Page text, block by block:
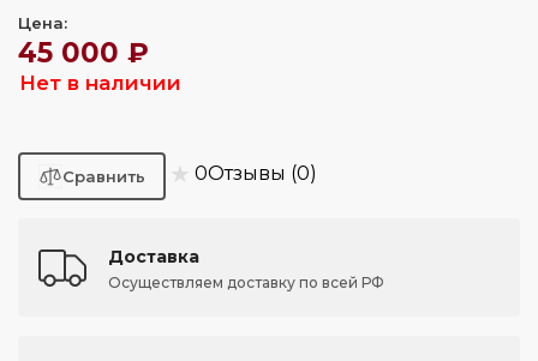
Цена:
45 000 ₽
Нет в наличии
★ 0Отзывы (0)
Доставка
Осуществляем доставку по всей РФ